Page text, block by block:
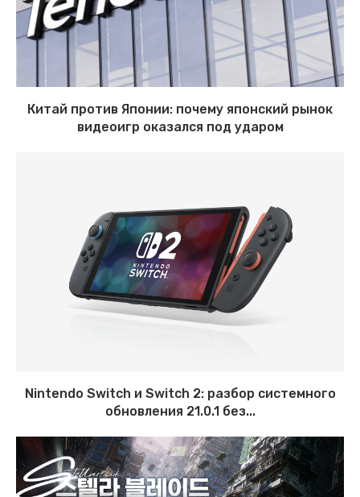
Китай против Японии: почему японский рынок
видеоигр оказался под ударом
Nintendo Switch и Switch 2: разбор системного
обновления 21.0.1 без...